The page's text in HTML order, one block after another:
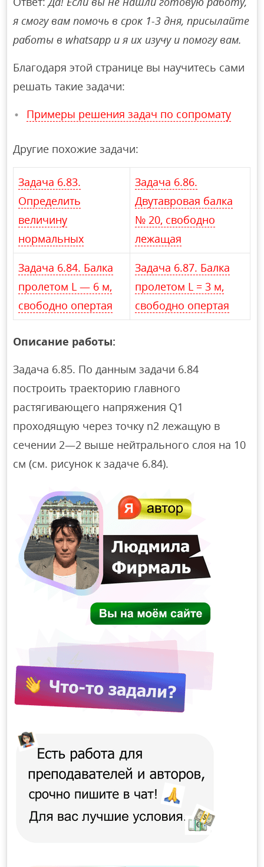
я смогу вам помочь в срок 1-3 дня, присылайте
работы в whatsapp и я их изучу и помогу вам.
Благодаря этой странице вы научитесь сами
решать такие задачи:
Примеры решения задач по сопромату
Другие похожие задачи:
Задача 6.83.
Определить
величину
нормальных
Задача 6.86.
Двутавровая балка
№ 20, свободно
лежащая
Задача 6.84. Балка
пролетом L — 6 м,
свободно опертая
Задача 6.87. Балка
пролетом L = 3 м,
свободно опертая
Описание работы:
Задача 6.85. По данным задачи 6.84
построить траекторию главного
растягивающего напряжения Q1
проходящую через точку n2 лежащую в
сечении 2—2 выше нейтрального слоя на 10
см (см. рисунок к задаче 6.84).